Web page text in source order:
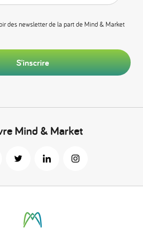
des newsletter de la part de Mind & Market
S'inscrire
Mind & Market